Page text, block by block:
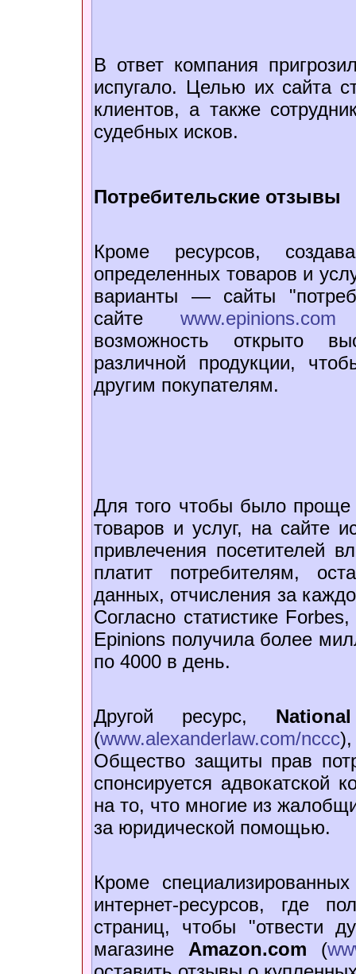
В ответ компания
испугало. Целью их сайта
клиентов, а также
судебных исков.
Потребительские отзывы
Кроме ресурсов,
определенных товаров и
варианты — сайты
сайтеwww.epinions.com
возможность открыто
различной продукции,
другим покупателям.
Для того чтобы было проще
товаров и услуг, на сайте
привлечения посетителей
платит потребителям,
данных, отчисления за
Согласно статистике
Epinions получила более
по 4000 в день.
Другой ресурс,
(www.alexanderlaw.com/nccc
Общество защиты прав
спонсируется адвокатской
на то, что многие из
за юридической помощью.
Кроме
интернет-ресурсов, где
страниц, чтобы "отвести
магазине Amazon.com (